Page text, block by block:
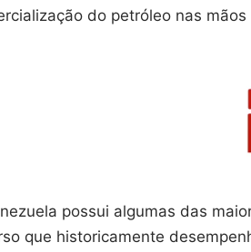
do petróleo nas
possui algumas das
que historicamente